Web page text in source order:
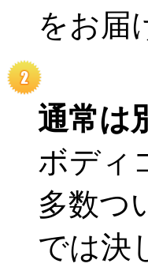
をお届
通常は
ボディ
多数つ
では決